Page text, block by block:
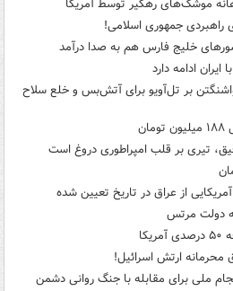
موشک‌های رهگیر توسط آمریکا
راهبردی جمهوری اسلامی!
خلیج فارس هم به صدا درآمد
ادامه دارد
واشنگتن بر تل‌آویو برای آتش‌بس و خلع سلاح
تیری بر قلب امپراطوری دروغ است
از عراق در تاریخ تعیین شده
دولت مرتس
محرمانه ارتش اسرائیل!
ملی برای مقابله با جنگ روانی دشمن